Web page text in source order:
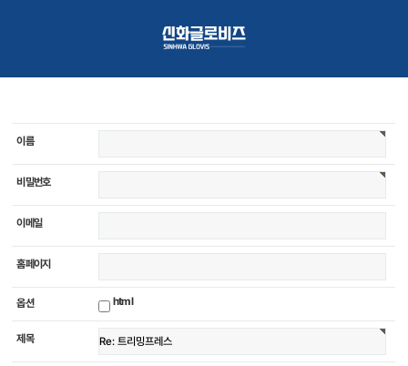
이름
비밀번호
이메일
홈페이지
옵션 html
제목